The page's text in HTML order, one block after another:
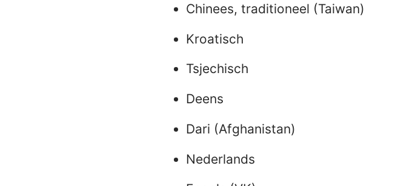
Chinees, traditioneel (Taiwan)
Kroatisch
Tsjechisch
Deens
Dari (Afghanistan)
Nederlands